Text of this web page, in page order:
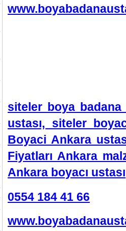
siteler boya badana
ustası, siteler
Boyaci Ankara
Fiyatları Ankara
Ankara boyacı ustası
0554 184 41 66